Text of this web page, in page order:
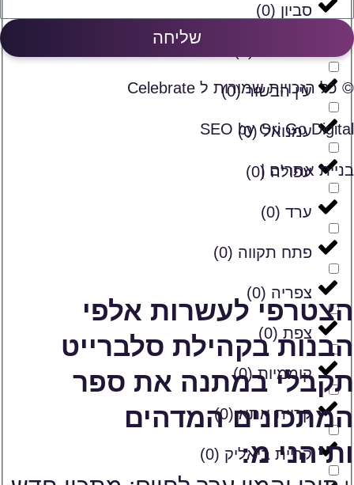
סביון (
0
)
עין הבשור(
0
)
עמנואל(
0
)
עפולה (
0
)
ערד (
0
)
פתח תקווה (
0
)
צפריה (
0
)
צפת (
0
)
קוממיות(
0
)
קריית אתא(
0
)
קריית ביאליק (
0
)
שליחה
© כל הזכויות שמורות ל Celebrate
SEO by Ori Go Digital
בניית אתרים |
הצטרפי לעשרות אלפי
הבנות בקהילת סלברייט
תקבלי במתנה את ספר
המתכונים המדהים
ותיהני מ: